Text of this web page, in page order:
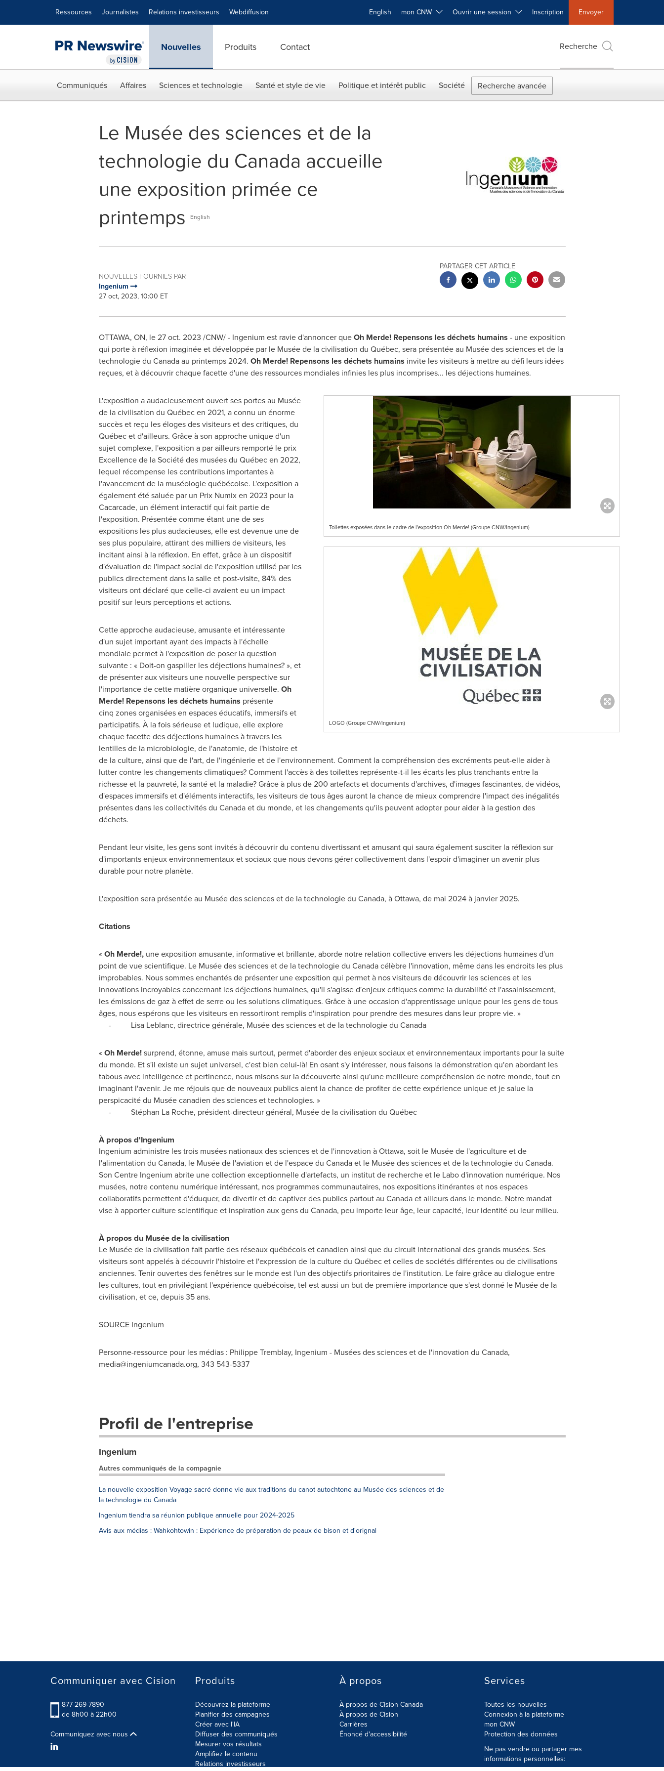
Ressources Journalistes Relations investisseurs Webdiffusion English mon CNW Ouvrir une session Inscription Envoyer
Nouvelles Produits Contact Recherche
Communiqués Affaires Sciences et technologie Santé et style de vie Politique et intérêt public Société Recherche avancée
Le Musée des sciences et de la
technologie du Canada accueille
une exposition primée ce
printemps
English
NOUVELLES FOURNIES PAR
Ingenium
27 oct, 2023, 10:00 ET
PARTAGER CET ARTICLE
OTTAWA, ON, le27 oct. 2023 /CNW/ - Ingenium est ravie d'annoncer queOh Merde! Repensons les déchets humains - une exposition
qui porte à réflexion imaginée et développée par le Musée de la civilisation du Québec, sera présentée au Musée des sciences et de la
technologie du Canadaau printemps 2024. Oh Merde! Repensons les déchets humains invite les visiteurs à mettre au défi leurs idées
reçues, et à découvrir chaque facette d'une des ressources mondiales infinies les plus incomprises... les déjections humaines.
Toilettes exposées dans le cadre de l'exposition Oh Merde! (Groupe CNW/Ingenium)
LOGO (Groupe CNW/Ingenium)
L'exposition a audacieusement ouvert ses portes au Musée
de la civilisation du Québec en 2021, a connu un énorme
succès et reçu les éloges des visiteurs et des critiques, du
Québec et d'ailleurs. Grâce à son approche unique d'un
sujet complexe, l'exposition a par ailleurs remporté le prix
Excellence de la Société des musées du Québec en 2022,
lequel récompense les contributions importantes à
l'avancement de la muséologie québécoise. L'exposition a
également été saluée par un Prix Numix en 2023 pour la
Cacarcade, un élément interactif qui fait partie de
l'exposition. Présentée comme étant une de ses
expositions les plus audacieuses, elle est devenue une de
ses plus populaire, attirant des milliers de visiteurs, les
incitant ainsi à la réflexion. En effet, grâce à un dispositif
d'évaluation de l'impact social de l'exposition utilisé par les
publics directement dans la salle et post-visite, 84% des
visiteurs ont déclaré que celle-ci avaient eu un impact
positif sur leurs perceptions et actions.
Cette approche audacieuse, amusante et intéressante
d'un sujet important ayant des impacts à l'échelle
mondiale permet à l'exposition de poser la question
suivante : « Doit-on gaspiller les déjections humaines? », et
de présenter aux visiteurs une nouvelle perspective sur
l'importance de cette matière organique universelle. Oh
Merde! Repensons les déchets humains présente
cinq zones organisées en espaces éducatifs, immersifs et
participatifs. À la fois sérieuse et ludique, elle explore
chaque facette des déjections humaines à travers les
lentilles de la microbiologie, de l'anatomie, de l'histoire et
de la culture, ainsi que de l'art, de l'ingénierie et de l'environnement. Comment la compréhension des excréments peut-elle aider à
lutter contre les changements climatiques? Comment l'accès à des toilettes représente-t-il les écarts les plus tranchants entre la
richesse et la pauvreté, la santé et la maladie? Grâce à plus de 200 artefacts et documents d'archives, d'images fascinantes, de vidéos,
d'espaces immersifs et d'éléments interactifs, les visiteurs de tous âges auront la chance de mieux comprendre l'impact des inégalités
présentes dans les collectivités du Canadaet du monde, et les changements qu'ils peuvent adopter pour aider à la gestion des
déchets.
Pendant leur visite, les gens sont invités à découvrir du contenu divertissant et amusant qui saura également susciter la réflexion sur
d'importants enjeux environnementaux et sociaux que nous devons gérer collectivement dans l'espoir d'imaginer un avenir plus
durable pour notre planète.
L'exposition sera présentée au Musée des sciences et de la technologie du Canada, àOttawa, de mai 2024 à janvier 2025.
Citations
«Oh Merde!, une exposition amusante, informative et brillante, aborde notre relation collective envers les déjections humaines d'un
point de vue scientifique. Le Musée des sciences et de la technologie du Canadacélèbre l'innovation, même dans les endroits les plus
improbables. Nous sommes enchantés de présenter une exposition qui permet à nos visiteurs de découvrir les sciences et les
innovations incroyables concernant les déjections humaines, qu'il s'agisse d'enjeux critiques comme la durabilité et l'assainissement,
les émissions de gaz à effet de serre ou les solutions climatiques. Grâce à une occasion d'apprentissage unique pour les gens de tous
âges, nous espérons que les visiteurs en ressortiront remplis d'inspiration pour prendre des mesures dans leur propre vie. »
- Lisa Leblanc, directrice générale, Musée des sciences et de la technologie du Canada
«Oh Merde!surprend, étonne, amuse mais surtout, permet d'aborder des enjeux sociaux et environnementaux importants pour la suite
du monde. Et s'il existe un sujet universel, c'est bien celui-là! En osant s'y intéresser, nous faisons la démonstration qu'en abordant les
tabous avec intelligence et pertinence, nous misons sur la découverte ainsi qu'une meilleure compréhension de notre monde, tout en
imaginant l'avenir. Je me réjouis que de nouveaux publics aient la chance de profiter de cette expérience unique et je salue la
perspicacité du Musée canadien des sciences et technologies. »
- Stéphan La Roche, président-directeur général, Musée de la civilisation du Québec
À propos d'Ingenium
Ingenium administre les trois musées nationaux des sciences et de l'innovation àOttawa, soit le Musée de l'agriculture et de
l'alimentation du Canada, le Musée de l'aviation et de l'espace du Canadaet le Musée des sciences et de la technologie du Canada.
Son Centre Ingenium abrite une collection exceptionnelle d'artefacts, un institut de recherche et le Labo d'innovation numérique. Nos
musées, notre contenu numérique intéressant, nos programmes communautaires, nos expositions itinérantes et nos espaces
collaboratifs permettent d'éduquer, de divertir et de captiver des publics partout au Canadaet ailleurs dans le monde. Notre mandat
vise à apporter culture scientifique et inspiration aux gens du Canada, peu importe leur âge, leur capacité, leur identité ou leur milieu.
À propos du Musée de la civilisation
Le Musée de la civilisation fait partie des réseaux québécois et canadien ainsi que du circuit international des grands musées. Ses
visiteurs sont appelés à découvrir l'histoire et l'expression de la culture du Québec et celles de sociétés différentes ou de civilisations
anciennes. Tenir ouvertes des fenêtres sur le monde est l'un des objectifs prioritaires de l'institution. Le faire grâce au dialogue entre
les cultures, tout en privilégiant l'expérience québécoise, tel est aussi un but de première importance que s'est donné le Musée de la
civilisation, et ce, depuis 35 ans.
SOURCE Ingenium
Personne-ressource pour les médias : Philippe Tremblay, Ingenium - Musées des sciences et de l'innovation du Canada,
media@ingeniumcanada.org, 343 543-5337
Profil de l'entreprise
Ingenium
Autres communiqués de la compagnie
La nouvelle exposition Voyage sacré donne vie aux traditions du canot autochtone au Musée des sciences et de
la technologie du Canada
Ingenium tiendra sa réunion publique annuelle pour 2024-2025
Avis aux médias : Wahkohtowin : Expérience de préparation de peaux de bison et d'orignal
Communiquer avec Cision
877-269-7890
de 8h00 à 22h00
Communiquez avec nous
Produits
Découvrez la plateforme
Planifier des campagnes
Créer avec l'IA
Diffuser des communiqués
Mesurer vos résultats
Amplifiez le contenu
Relations investisseurs
À propos
À propos de Cision Canada
À propos de Cision
Carrières
Énoncé d'accessibilité
Services
Toutes les nouvelles
Connexion à la plateforme
mon CNW
Protection des données
Ne pas vendre ou partager mes
informations personnelles: